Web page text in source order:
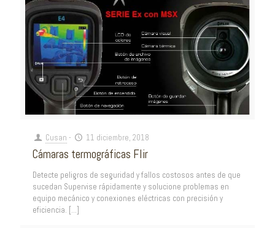
Cusan - 11 diciembre, 2018
Cámaras termográficas Flir
Detecte peligros de seguridad y fallos costosos antes de que
sucedan Supervise rápidamente y solucione problemas en
equipo mecánico y conexiones eléctricas con precisión y
eficiencia. […]